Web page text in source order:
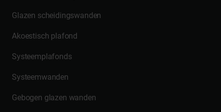
Glazen scheidingswanden
Akoestisch plafond
Systeemplafonds
Systeemwanden
Gebogen glazen wanden